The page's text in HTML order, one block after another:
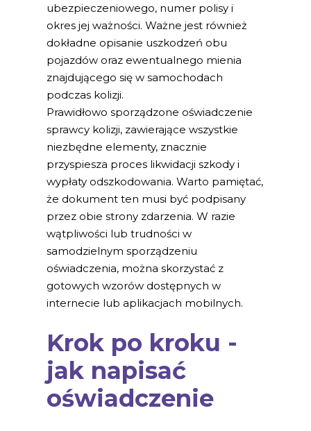
ubezpieczeniowego, numer polisy i
okres jej ważności. Ważne jest również
dokładne opisanie uszkodzeń obu
pojazdów oraz ewentualnego mienia
znajdującego się w samochodach
podczas kolizji.
Prawidłowo sporządzone oświadczenie
sprawcy kolizji, zawierające wszystkie
niezbędne elementy, znacznie
przyspiesza proces likwidacji szkody i
wypłaty odszkodowania. Warto pamiętać,
że dokument ten musi być podpisany
przez obie strony zdarzenia. W razie
wątpliwości lub trudności w
samodzielnym sporządzeniu
oświadczenia, można skorzystać z
gotowych wzorów dostępnych w
internecie lub aplikacjach mobilnych.
Krok po kroku -
jak napisać
oświadczenie